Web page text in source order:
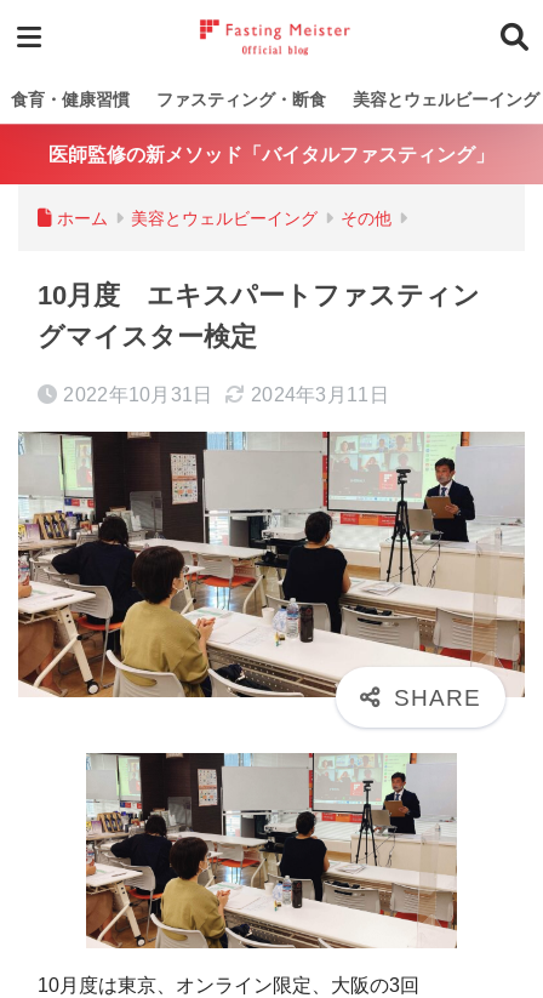
食育・健康習慣 ファスティング・断食 美容とウェルビーイング
医師監修の新メソッド「バイタルファスティング」
ホーム 美容とウェルビーイング その他
10月度 エキスパートファスティン
グマイスター検定
2022年10月31日 2024年3月11日
10月度は東京、オンライン限定、大阪の3回